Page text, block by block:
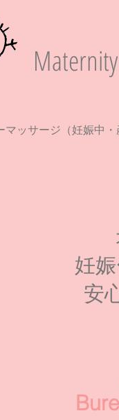
マッサージ（妊娠中・
妊
安